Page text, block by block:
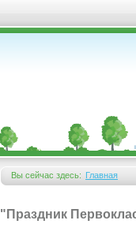
Вы сейчас здесь:
Вы здесь
Главная
"Праздник